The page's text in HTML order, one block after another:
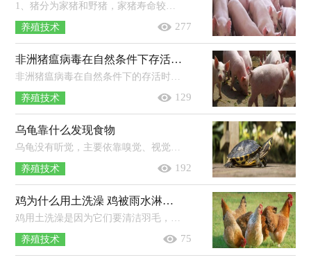
1、猪分为家猪和野猪，家猪寿命较短，一般3-5年左右，野猪寿命较长，一般20年左右。2、种公猪：本地品种6-8个月体重60kg以上可参加初次配种...
养殖技术 277
非洲猪瘟病毒在自然条件下存活多长时间
非洲猪瘟病毒在自然条件下的存活时间取决于存在环境，不同的环境存活的时间也不同，一般在冷冻肉中能存活110天左右，粪便中能存活11天...
养殖技术 129
乌龟靠什么发现食物
乌龟没有听觉，主要依靠嗅觉、视觉以及触觉来发现食物。乌龟常栖于江河、湖沼或池塘中，吃蠕虫、螺类、虾及小鱼等动物，也吃植物茎叶及...
养殖技术 192
鸡为什么用土洗澡 鸡被雨水淋湿了会怎么样
鸡用土洗澡是因为它们要清洁羽毛，赶走藏在羽毛里面的小虫子，因为它们不太适合用水洗澡，所以会钻到沙土里面打滚，来清洁自己的身体。养...
养殖技术 75